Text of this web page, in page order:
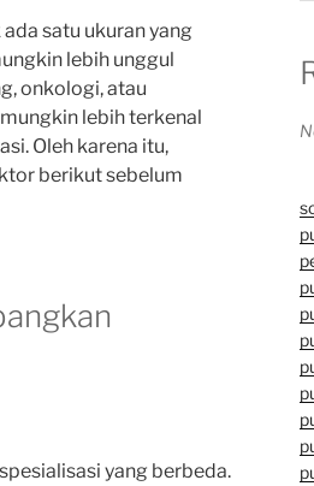
satu ukuran yang
lebih unggul
onkologi, atau
lebih terkenal
Oleh karena itu,
berikut sebelum
yang berbeda.